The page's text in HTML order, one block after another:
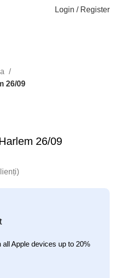
Login / Register
26/09
26/09
Apple devices up to 20%